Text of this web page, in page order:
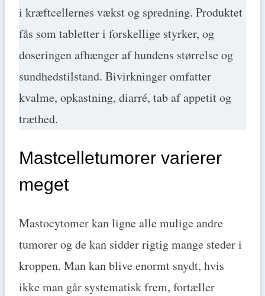
i kræftcellernes vækst og spredning. Produktet
fås som tabletter i forskellige styrker, og
doseringen afhænger af hundens størrelse og
sundhedstilstand. Bivirkninger omfatter
kvalme, opkastning, diarré, tab af appetit og
træthed.
Mastcelletumorer varierer
meget
Mastocytomer kan ligne alle mulige andre
tumorer og de kan sidder rigtig mange steder i
kroppen. Man kan blive enormt snydt, hvis
ikke man går systematisk frem, fortæller